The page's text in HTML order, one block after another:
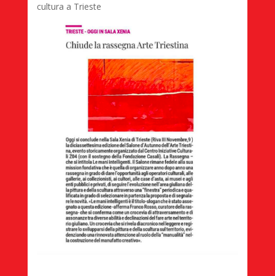
cultura a Trieste